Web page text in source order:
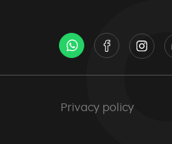
Privacy policy